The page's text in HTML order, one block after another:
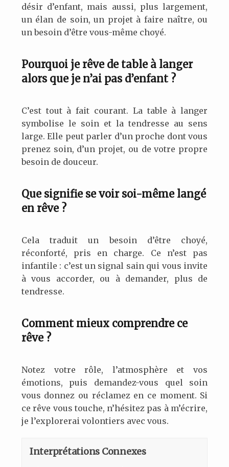
désir d’enfant, mais aussi, plus largement,
un élan de soin, un projet à faire naître, ou
un besoin d’être vous-même choyé.
Pourquoi je rêve de table à langer
alors que je n’ai pas d’enfant ?
C’est tout à fait courant. La table à langer
symbolise le soin et la tendresse au sens
large. Elle peut parler d’un proche dont vous
prenez soin, d’un projet, ou de votre propre
besoin de douceur.
Que signifie se voir soi-même langé
en rêve ?
Cela traduit un besoin d’être choyé,
réconforté, pris en charge. Ce n’est pas
infantile : c’est un signal sain qui vous invite
à vous accorder, ou à demander, plus de
tendresse.
Comment mieux comprendre ce
rêve ?
Notez votre rôle, l’atmosphère et vos
émotions, puis demandez-vous quel soin
vous donnez ou réclamez en ce moment. Si
ce rêve vous touche, n’hésitez pas à m’écrire,
je l’explorerai volontiers avec vous.
Interprétations Connexes